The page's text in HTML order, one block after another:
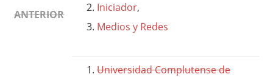
ANTERIOR
Iniciador,
Medios y Redes
Universidad Complutense de